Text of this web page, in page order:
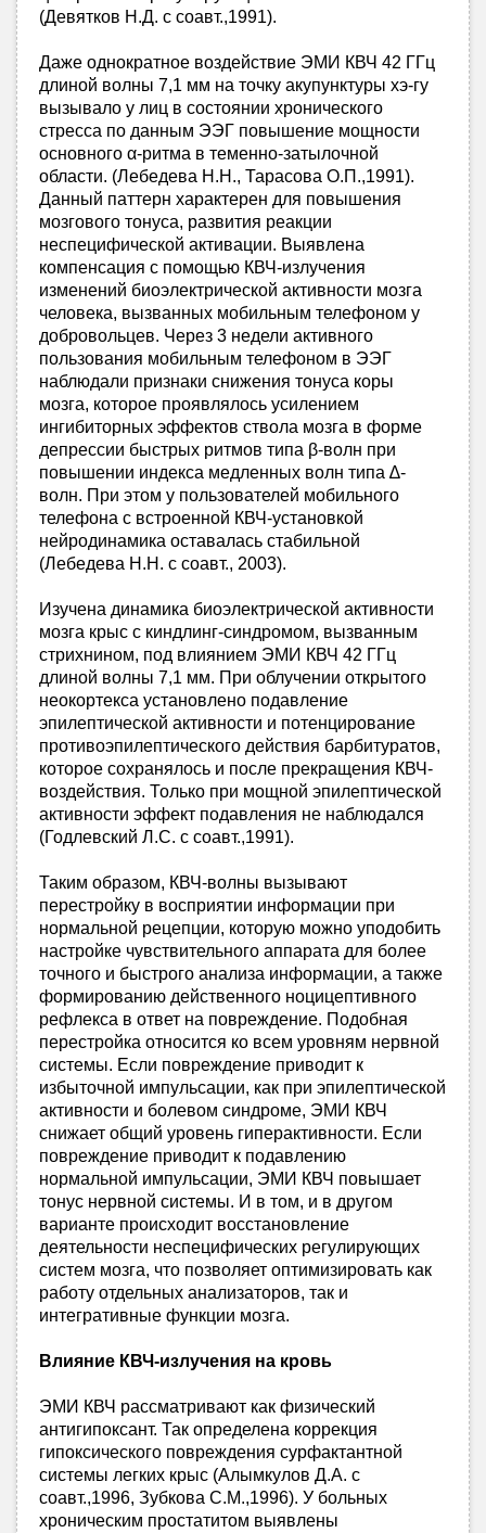
(Девятков Н.Д. с соавт.,1991).
Даже однократное воздействие ЭМИ КВЧ 42 ГГц
длиной волны 7,1 мм на точку акупунктуры хэ-гу
вызывало у лиц в состоянии хронического
стресса по данным ЭЭГ повышение мощности
основного α-ритма в теменно-затылочной
области. (Лебедева Н.Н., Тарасова О.П.,1991).
Данный паттерн характерен для повышения
мозгового тонуса, развития реакции
неспецифической активации. Выявлена
компенсация с помощью КВЧ-излучения
изменений биоэлектрической активности мозга
человека, вызванных мобильным телефоном у
добровольцев. Через 3 недели активного
пользования мобильным телефоном в ЭЭГ
наблюдали признаки снижения тонуса коры
мозга, которое проявлялось усилением
ингибиторных эффектов ствола мозга в форме
депрессии быстрых ритмов типа β-волн при
повышении индекса медленных волн типа ∆-
волн. При этом у пользователей мобильного
телефона с встроенной КВЧ-установкой
нейродинамика оставалась стабильной
(Лебедева Н.Н. с соавт., 2003).
Изучена динамика биоэлектрической активности
мозга крыс с киндлинг-синдромом, вызванным
стрихнином, под влиянием ЭМИ КВЧ 42 ГГц
длиной волны 7,1 мм. При облучении открытого
неокортекса установлено подавление
эпилептической активности и потенцирование
противоэпилептического действия барбитуратов,
которое сохранялось и после прекращения КВЧ-
воздействия. Только при мощной эпилептической
активности эффект подавления не наблюдался
(Годлевский Л.С. с соавт.,1991).
Таким образом, КВЧ-волны вызывают
перестройку в восприятии информации при
нормальной рецепции, которую можно уподобить
настройке чувствительного аппарата для более
точного и быстрого анализа информации, а также
формированию действенного ноцицептивного
рефлекса в ответ на повреждение. Подобная
перестройка относится ко всем уровням нервной
системы. Если повреждение приводит к
избыточной импульсации, как при эпилептической
активности и болевом синдроме, ЭМИ КВЧ
снижает общий уровень гиперактивности. Если
повреждение приводит к подавлению
нормальной импульсации, ЭМИ КВЧ повышает
тонус нервной системы. И в том, и в другом
варианте происходит восстановление
деятельности неспецифических регулирующих
систем мозга, что позволяет оптимизировать как
работу отдельных анализаторов, так и
интегративные функции мозга.
Влияние КВЧ-излучения на кровь
ЭМИ КВЧ рассматривают как физический
антигипоксант. Так определена коррекция
гипоксического повреждения сурфактантной
системы легких крыс (Алымкулов Д.А. с
соавт.,1996, Зубкова С.М.,1996). У больных
хроническим простатитом выявлены